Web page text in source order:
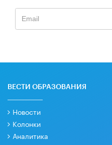
ВЕСТИ ОБРАЗОВАНИЯ
Новости
Колонки
Аналитика